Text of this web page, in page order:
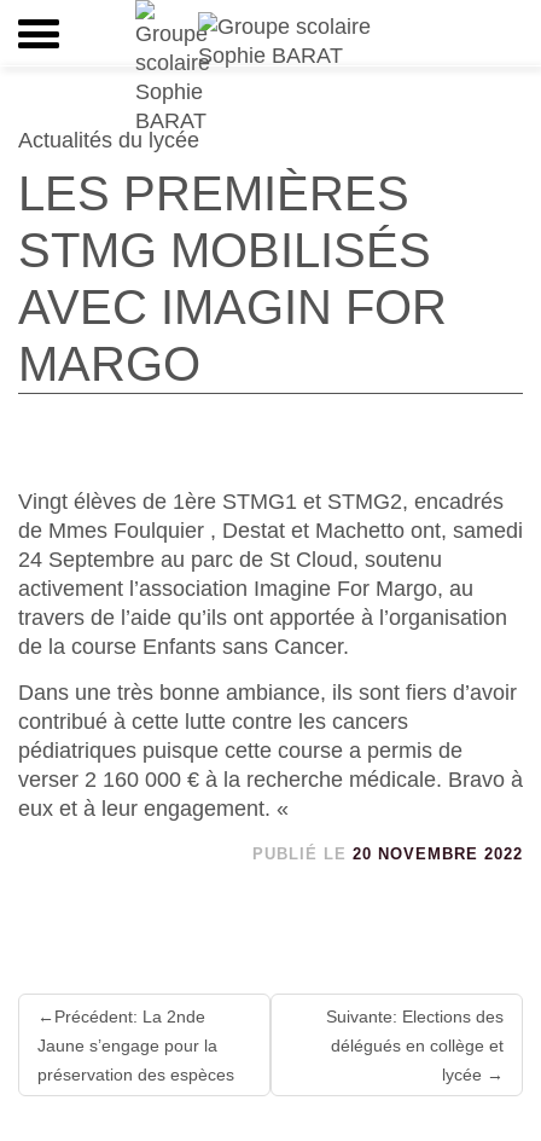
Actualités du lycée
LES PREMIÈRES
STMG MOBILISÉS
AVEC IMAGIN FOR
MARGO
Vingt élèves de 1ère STMG1 et STMG2, encadrés
de Mmes Foulquier , Destat et Machetto ont, samedi
24 Septembre au parc de St Cloud, soutenu
activement l’association Imagine For Margo, au
travers de l’aide qu’ils ont apportée à l’organisation
de la course Enfants sans Cancer.
Dans une très bonne ambiance, ils sont fiers d’avoir
contribué à cette lutte contre les cancers
pédiatriques puisque cette course a permis de
verser 2 160 000 € à la recherche médicale. Bravo à
eux et à leur engagement. «
PUBLIÉ LE 20 NOVEMBRE 2022
Lire
suite
Précédent: La 2nde
Jaune s’engage pour la
préservation des espèces
Suivante: Elections des
délégués en collège et
lycée